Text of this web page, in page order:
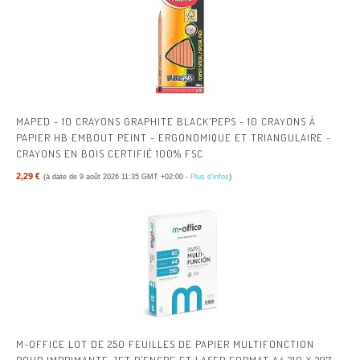
MAPED - 10 CRAYONS GRAPHITE BLACK’PEPS - 10 CRAYONS À
PAPIER HB EMBOUT PEINT - ERGONOMIQUE ET TRIANGULAIRE -
CRAYONS EN BOIS CERTIFIÉ 100% FSC
2,29 € (à date de 9 août 2026 11:35 GMT +02:00 - Plus d’infos)
M-OFFICE LOT DE 250 FEUILLES DE PAPIER MULTIFONCTION